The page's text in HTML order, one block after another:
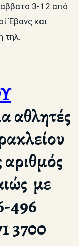
3-12 από
Έβανς και
τηλ.
αθλητές
με
496
3700